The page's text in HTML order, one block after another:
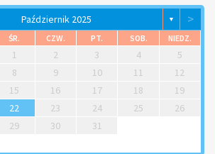
Październik 2025 ▼ >
ŚR. CZW. PT. SOB. NIEDZ.
1 2 3 4
5
8 9 10 11
12
15 16 17 18
19
22 23 24 25
26
29 30 31